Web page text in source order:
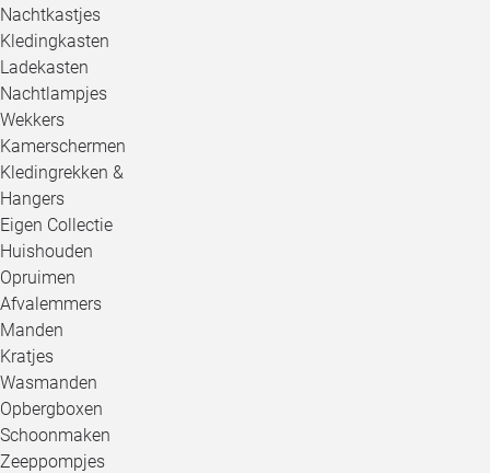
Nachtkastjes
Kledingkasten
Ladekasten
Nachtlampjes
Wekkers
Kamerschermen
Kledingrekken &
Hangers
Eigen Collectie
Huishouden
Opruimen
Afvalemmers
Manden
Kratjes
Wasmanden
Opbergboxen
Schoonmaken
Zeeppompjes